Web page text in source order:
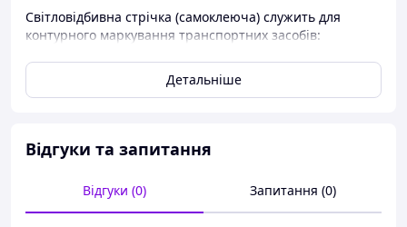
Світловідбивна стрічка (самоклеюча) служить для
контурного маркування транспортних засобів:
стрічка, призначена для нанесення на бічні та задні
поверхні автомобіля чи іншого транспортного засобу.
Така світлоповертальна стрічка здатна забезпечити
видимість розмірів автомобіля іншими учасниками
дорожнього руху у будь-який час доби та за будь-якої
Детальніше
Відгуки та запитання
Відгуки (0) Запитання (0)